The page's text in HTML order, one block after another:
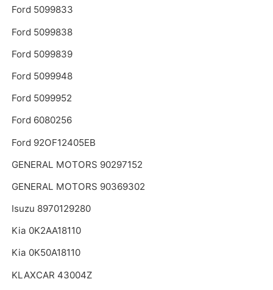
Ford 5099833
Ford 5099838
Ford 5099839
Ford 5099948
Ford 5099952
Ford 6080256
Ford 92OF12405EB
GENERAL MOTORS 90297152
GENERAL MOTORS 90369302
Isuzu 8970129280
Kia 0K2AA18110
Kia 0K50A18110
KLAXCAR 43004Z